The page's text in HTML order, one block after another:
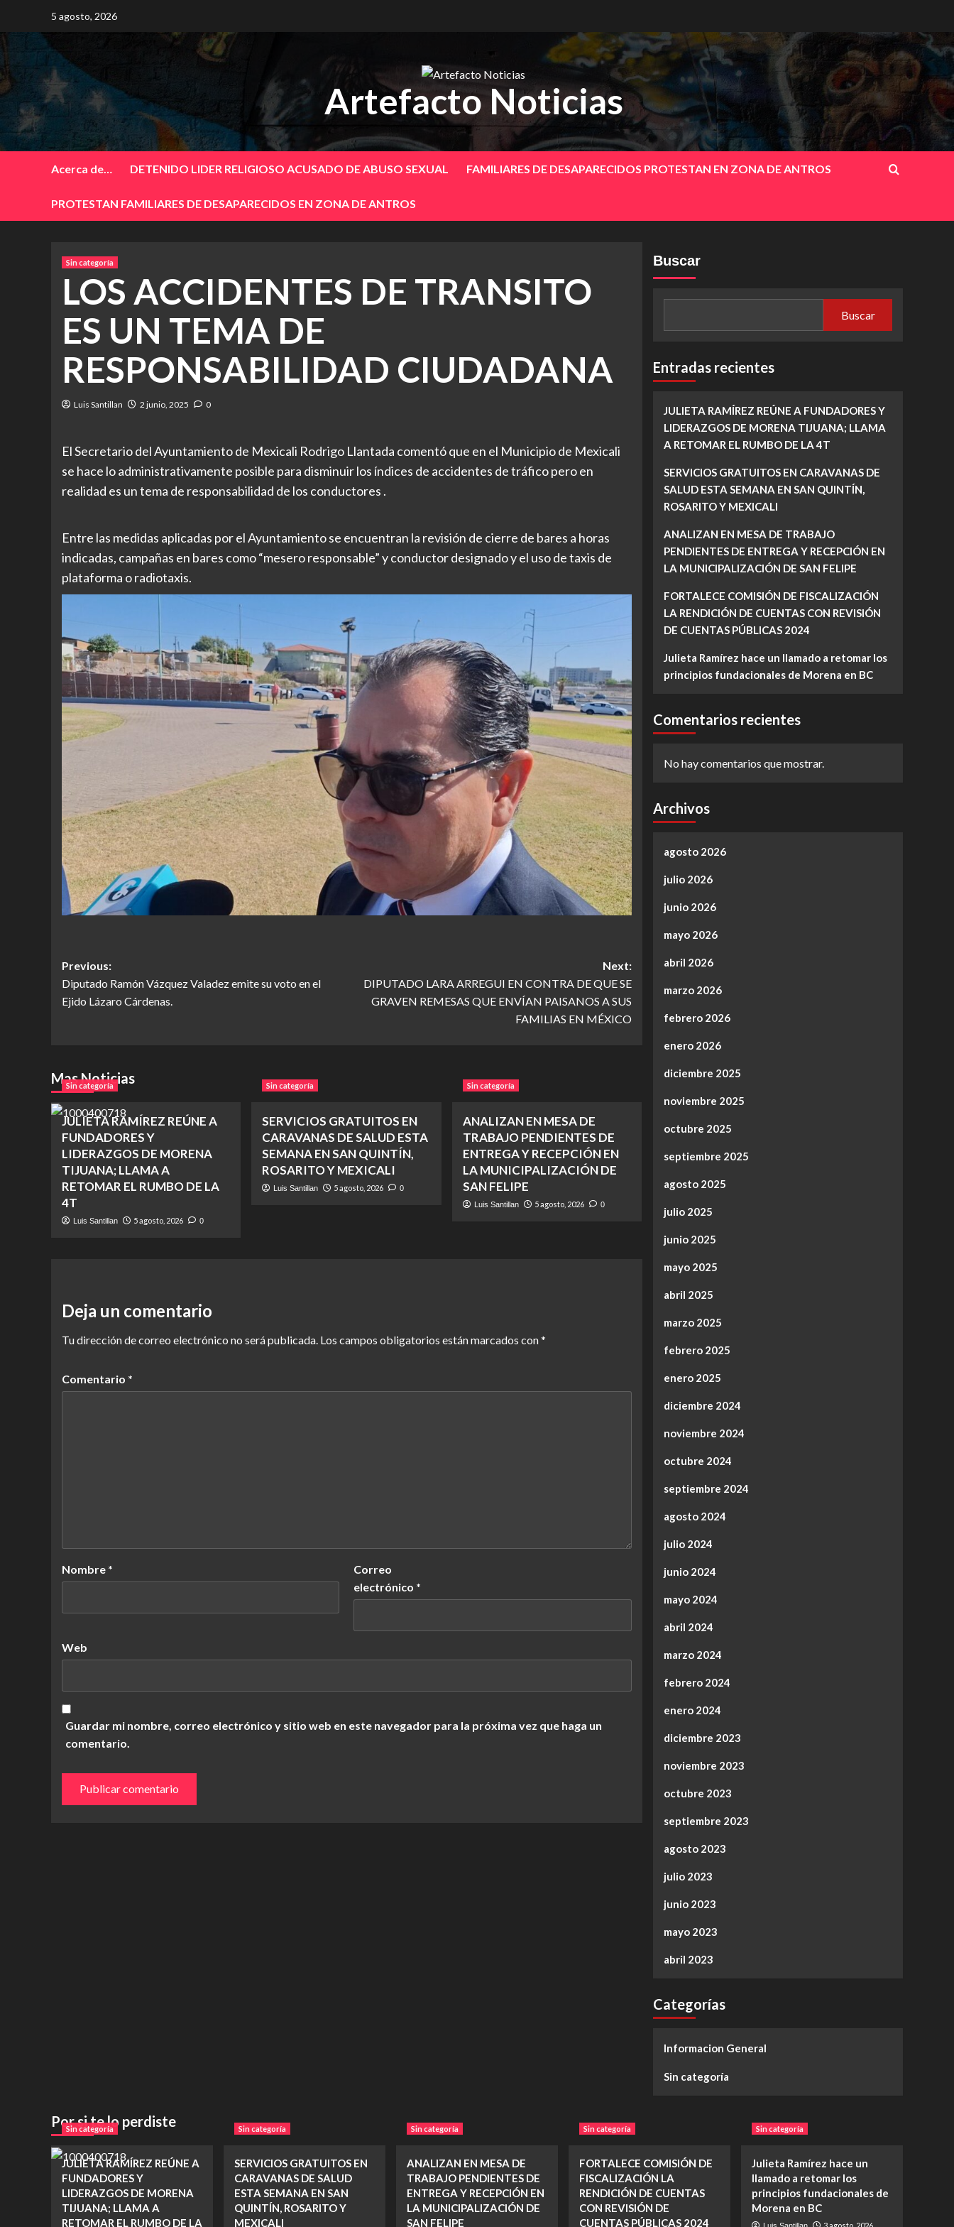
content
5 agosto, 2026
Artefacto Noticias
Acerca de… DETENIDO LIDER RELIGIOSO ACUSADO DE ABUSO SEXUAL FAMILIARES DE DESAPARECIDOS PROTESTAN EN ZONA DE ANTROS
PROTESTAN FAMILIARES DE DESAPARECIDOS EN ZONA DE ANTROS
Sin categoría
LOS ACCIDENTES DE TRANSITO
ES UN TEMA DE
RESPONSABILIDAD CIUDADANA
Luis Santillan 2 junio, 2025 0
El Secretario del Ayuntamiento de Mexicali Rodrigo Llantada comentó que en el Municipio de Mexicali
se hace lo administrativamente posible para disminuir los índices de accidentes de tráfico pero en
realidad es un tema de responsabilidad de los conductores .
Entre las medidas aplicadas por el Ayuntamiento se encuentran la revisión de cierre de bares a horas
indicadas, campañas en bares como “mesero responsable” y conductor designado y el uso de taxis de
plataforma o radiotaxis.
Post
navigation
Previous:
Diputado Ramón Vázquez Valadez emite su voto en el
Ejido Lázaro Cárdenas.
Next:
DIPUTADO LARA ARREGUI EN CONTRA DE QUE SE
GRAVEN REMESAS QUE ENVÍAN PAISANOS A SUS
FAMILIAS EN MÉXICO
Mas Noticias
Sin categoría
JULIETA RAMÍREZ REÚNE A
FUNDADORES Y
LIDERAZGOS DE MORENA
TIJUANA; LLAMA A
RETOMAR EL RUMBO DE LA
4T
Luis Santillan 5 agosto, 2026 0
Sin categoría
SERVICIOS GRATUITOS EN
CARAVANAS DE SALUD ESTA
SEMANA EN SAN QUINTÍN,
ROSARITO Y MEXICALI
Luis Santillan 5 agosto, 2026 0
Sin categoría
ANALIZAN EN MESA DE
TRABAJO PENDIENTES DE
ENTREGA Y RECEPCIÓN EN
LA MUNICIPALIZACIÓN DE
SAN FELIPE
Luis Santillan 5 agosto, 2026 0
Deja un comentario
Tu dirección de correo electrónico no será publicada. Los campos obligatorios están marcados con*
Comentario *
Nombre *
Correo
electrónico *
Web
Guardar mi nombre, correo electrónico y sitio web en este navegador para la próxima vez que haga un
comentario.
Buscar
Buscar
Entradas recientes
JULIETA RAMÍREZ REÚNE A FUNDADORES Y
LIDERAZGOS DE MORENA TIJUANA; LLAMA
A RETOMAR EL RUMBO DE LA 4T
SERVICIOS GRATUITOS EN CARAVANAS DE
SALUD ESTA SEMANA EN SAN QUINTÍN,
ROSARITO Y MEXICALI
ANALIZAN EN MESA DE TRABAJO
PENDIENTES DE ENTREGA Y RECEPCIÓN EN
LA MUNICIPALIZACIÓN DE SAN FELIPE
FORTALECE COMISIÓN DE FISCALIZACIÓN
LA RENDICIÓN DE CUENTAS CON REVISIÓN
DE CUENTAS PÚBLICAS 2024
Julieta Ramírez hace un llamado a retomar los
principios fundacionales de Morena en BC
Comentarios recientes
No hay comentarios que mostrar.
Archivos
agosto 2026
julio 2026
junio 2026
mayo 2026
abril 2026
marzo 2026
febrero 2026
enero 2026
diciembre 2025
noviembre 2025
octubre 2025
septiembre 2025
agosto 2025
julio 2025
junio 2025
mayo 2025
abril 2025
marzo 2025
febrero 2025
enero 2025
diciembre 2024
noviembre 2024
octubre 2024
septiembre 2024
agosto 2024
julio 2024
junio 2024
mayo 2024
abril 2024
marzo 2024
febrero 2024
enero 2024
diciembre 2023
noviembre 2023
octubre 2023
septiembre 2023
agosto 2023
julio 2023
junio 2023
mayo 2023
abril 2023
Categorías
Informacion General
Sin categoría
Por si te lo perdiste
Sin categoría
JULIETA RAMÍREZ REÚNE A
FUNDADORES Y
LIDERAZGOS DE MORENA
TIJUANA; LLAMA A
RETOMAR EL RUMBO DE LA
Sin categoría
SERVICIOS GRATUITOS EN
CARAVANAS DE SALUD
ESTA SEMANA EN SAN
QUINTÍN, ROSARITO Y
MEXICALI
Sin categoría
ANALIZAN EN MESA DE
TRABAJO PENDIENTES DE
ENTREGA Y RECEPCIÓN EN
LA MUNICIPALIZACIÓN DE
SAN FELIPE
Sin categoría
FORTALECE COMISIÓN DE
FISCALIZACIÓN LA
RENDICIÓN DE CUENTAS
CON REVISIÓN DE
CUENTAS PÚBLICAS 2024
Sin categoría
Julieta Ramírez hace un
llamado a retomar los
principios fundacionales de
Morena en BC